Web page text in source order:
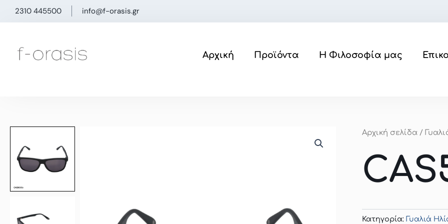
2310 445500 info@f-orasis.gr
Αρχική Προϊόντα Η Φιλοσοφία μας
Αρχική σελίδα /
Κατηγορία: Γυαλιά